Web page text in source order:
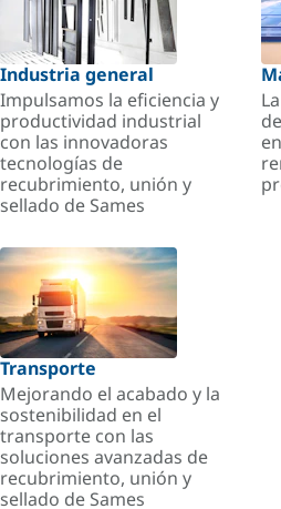
Industria general
Impulsamos la eficiencia y
productividad industrial
con las innovadoras
tecnologías de
recubrimiento, unión y
sellado de Sames
Transporte
Mejorando el acabado y la
sostenibilidad en el
transporte con las
soluciones avanzadas de
recubrimiento, unión y
sellado de Sames